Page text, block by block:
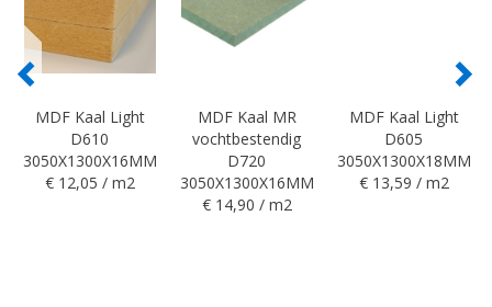
MDF Kaal Light
D610
3050X1300X16MM
€ 12,05 / m2
MDF Kaal MR
vochtbestendig
D720
3050X1300X16MM
€ 14,90 / m2
MDF Kaal Light
D605
3050X1300X18MM
€ 13,59 / m2